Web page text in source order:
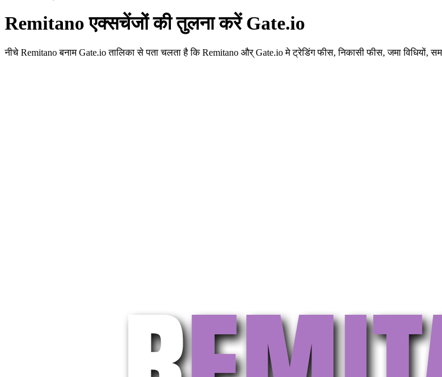
Remitano एक्सचेंजों की तुलना करें Gate.io
नीचे Remitano बनाम Gate.io तालिका से पता चलता है कि Remitano और् Gate.io मे ट्रेडिंग फीस, निकासी फीस, जमा विधियों,